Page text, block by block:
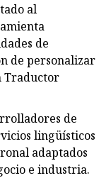
al
de
de personalizar
Traductor
de
lingüísticos
adaptados
e industria.